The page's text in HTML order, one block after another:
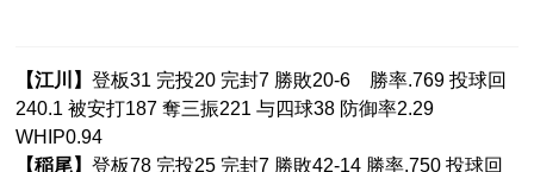
【江川】 登板31 完投20 完封7 勝敗20-6 勝率.769 投球回
240.1 被安打187 奪三振221 与四球38 防御率2.29
WHIP0.94
【稲尾】 登板78 完投25 完封7 勝敗42-14 勝率.750 投球回